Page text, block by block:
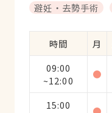
避妊・去勢手術
時間 月
09:00
~12:00
●
15:00